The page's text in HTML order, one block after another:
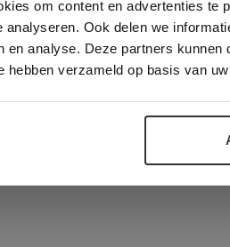
om content en advertenties te
analyseren. Ook delen we
en analyse. Deze partners
hebben verzameld op basis van
Stad ALLES